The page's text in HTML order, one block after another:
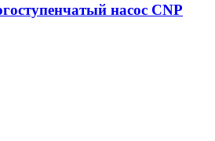
насос CNP